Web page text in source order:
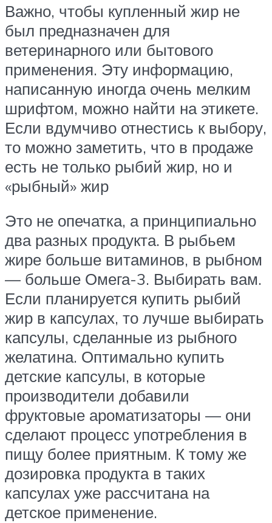
Важно, чтобы купленный жир не
был предназначен для
ветеринарного или бытового
применения. Эту информацию,
написанную иногда очень мелким
шрифтом, можно найти на этикете.
Если вдумчиво отнестись к выбору,
то можно заметить, что в продаже
есть не только рыбий жир, но и
«рыбный» жир
Это не опечатка, а принципиально
два разных продукта. В рыбьем
жире больше витаминов, в рыбном
— больше Омега-3. Выбирать вам.
Если планируется купить рыбий
жир в капсулах, то лучше выбирать
капсулы, сделанные из рыбного
желатина. Оптимально купить
детские капсулы, в которые
производители добавили
фруктовые ароматизаторы — они
сделают процесс употребления в
пищу более приятным. К тому же
дозировка продукта в таких
капсулах уже рассчитана на
детское применение.